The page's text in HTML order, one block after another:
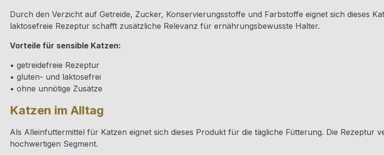
Durch den Verzicht auf Getreide, Zucker, Konservierungsstoffe und Farbstoffe eignet sich dieses
laktosefreie Rezeptur schafft zusätzliche Relevanz für ernährungsbewusste Halter.
Vorteile für sensible Katzen:
• getreidefreie Rezeptur
• gluten- und laktosefrei
• ohne unnötige Zusätze
Katzen im Alltag
Als Alleinfuttermittel für Katzen eignet sich dieses Produkt für die tägliche Fütterung. Die Rezeptur
hochwertigen Segment.